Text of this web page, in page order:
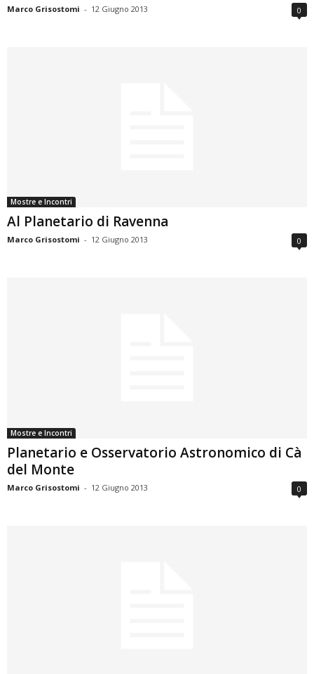
Marco Grisostomi - 12 Giugno 2013 0
Mostre e Incontri
Al Planetario di Ravenna
Marco Grisostomi - 12 Giugno 2013 0
Mostre e Incontri
Planetario e Osservatorio Astronomico di Cà
del Monte
Marco Grisostomi - 12 Giugno 2013 0